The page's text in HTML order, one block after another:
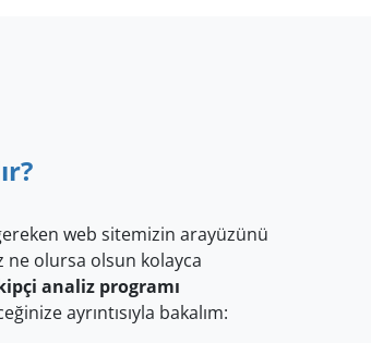
web sitemizin arayüzünü
ne olursa olsun kolayca
analiz programı
ayrıntısıyla bakalım: